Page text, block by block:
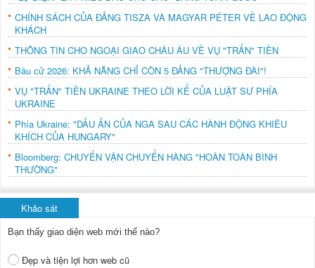
CHÍNH SÁCH CỦA ĐẢNG TISZA VÀ MAGYAR PÉTER VỀ LAO ĐỘNG
KHÁCH
THÔNG TIN CHO NGOẠI GIAO CHÂU ÂU VỀ VỤ "TRẤN" TIỀN
Bầu cử 2026: KHẢ NĂNG CHỈ CÒN 5 ĐẢNG "THƯỢNG ĐÀI"!
VỤ "TRẤN" TIỀN UKRAINE THEO LỜI KỂ CỦA LUẬT SƯ PHÍA
UKRAINE
Phía Ukraine: "DẤU ẤN CỦA NGA SAU CÁC HÀNH ĐỘNG KHIÊU
KHÍCH CỦA HUNGARY"
Bloomberg: CHUYẾN VẬN CHUYỂN HÀNG "HOÀN TOÀN BÌNH
THƯỜNG"
Khảo sát
Bạn thấy giao diện web mới thế nào?
Đẹp và tiện lợi hơn web cũ